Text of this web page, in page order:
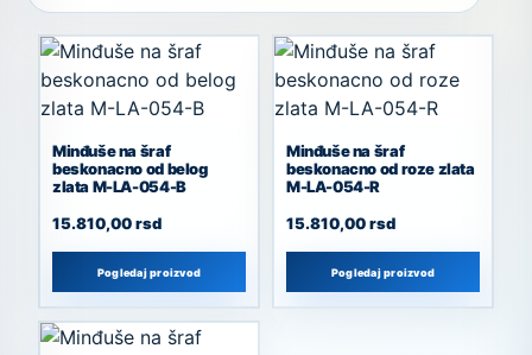
Minđuše na šraf
beskonacno od belog
zlata M-LA-054-B
15.810,00rsd
Pogledaj proizvod
Minđuše na šraf
beskonacno od roze zlata
M-LA-054-R
15.810,00rsd
Pogledaj proizvod